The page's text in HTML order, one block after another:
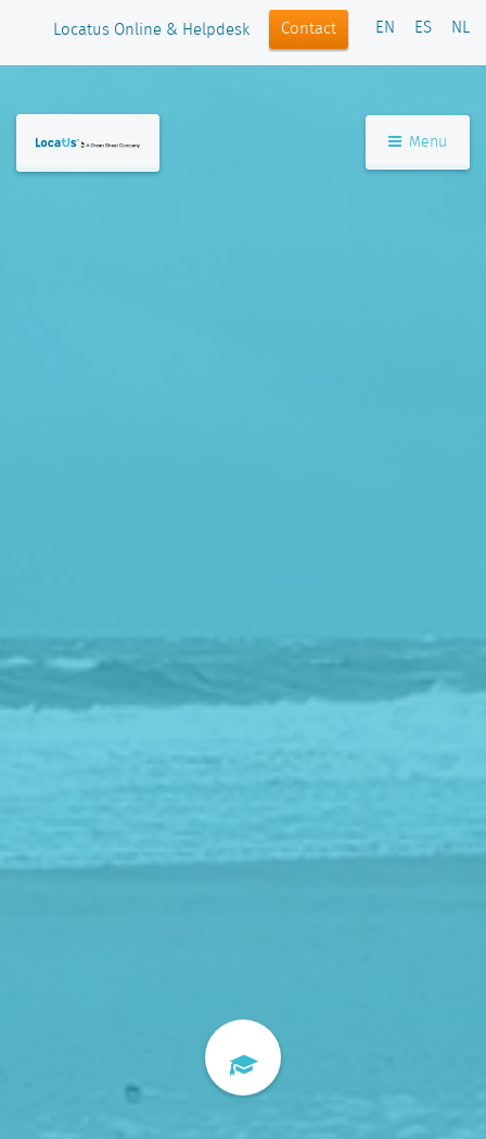
Locatus Online & Helpdesk Contact EN ES NL
Menu